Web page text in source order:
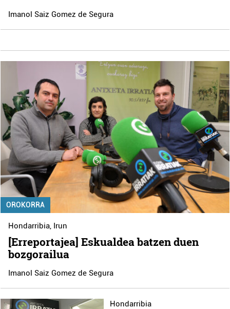
Imanol Saiz Gomez de Segura
OROKORRA
Hondarribia, Irun
[Erreportajea] Eskualdea batzen duen
bozgorailua
Imanol Saiz Gomez de Segura
Hondarribia